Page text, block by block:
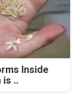
Inside
is ..